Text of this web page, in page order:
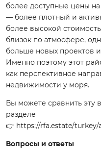
более доступные цены
— более плотный и
более высокой
близок по атмосфере,
больше новых проектов
Именно поэтому этот
как перспективное
недвижимости у моря.
Вы можете сравнить эту
разделе
👉 https://rfa.estate/
Вопросы и ответы